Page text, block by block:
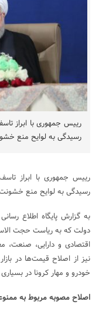
رییس جمهوری با ابراز
رسیدگی به لوایح منع
رییس جمهوری با ابراز
رسیدگی به لوایح منع
به گزارش پایگاه اطلاع
دولت که به ریاست حجت
اقتصادی و دارایی،
نیز از اصلاح قیمت‌ها در
خودرو و مهار کرونا در
اصلاح مصوبه مربوط به